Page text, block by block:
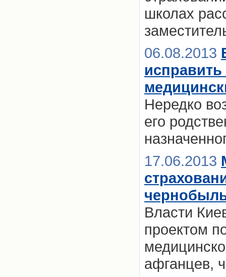
школах
06.08.2013
исправить
Нередко
его
17.06.2013
Власти
проектом
афганцев,